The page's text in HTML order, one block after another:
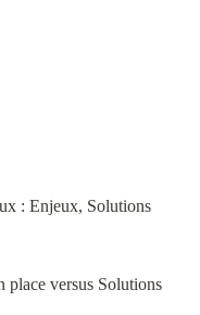
: Enjeux, Solutions
place versus Solutions